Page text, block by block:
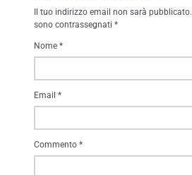
Il tuo indirizzo email non sarà pubblicato.
sono contrassegnati *
Commento *
Nome *
Email *